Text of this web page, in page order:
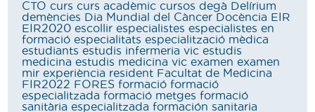
CTO curs curs acadèmic cursos degà Delírium
demències Dia Mundial del Càncer Docència EIR
EIR2020 escollir especialistes especialistes en
formació especialitats especialització mèdica
estudiants estudis infermeria vic estudis
medicina estudis medicina vic examen examen
mir experiència resident Facultat de Medicina
FIR2022 FORES formació formació
especialitzada formació metges formació
sanitària especialitzada formación sanitaria